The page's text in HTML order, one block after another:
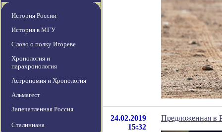
История России
История в МГУ
Слово о полку Игореве
Хронология и
парахронология
Астрономия и Хронология
Альмагест
Запечатленная Россия
Сталиниана
24.02.2019
15:32
Предложенная в